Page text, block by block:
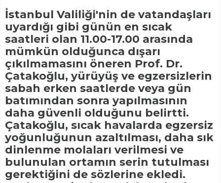
İstanbul Valiliği'nin de vatandaşları
uyardığı gibi günün en sıcak
saatleri olan 11.00-17.00 arasında
mümkün olduğunca dışarı
çıkılmamasını öneren Prof. Dr.
Çatakoğlu, yürüyüş ve egzersizlerin
sabah erken saatlerde veya gün
batımından sonra yapılmasının
daha güvenli olduğunu belirtti.
Çatakoğlu, sıcak havalarda egzersiz
yoğunluğunun azaltılması, daha sık
dinlenme molaları verilmesi ve
bulunulan ortamın serin tutulması
gerektiğini de sözlerine ekledi.